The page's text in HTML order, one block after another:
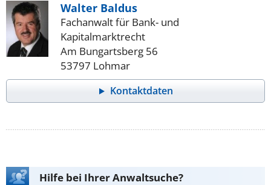
Walter Baldus
Fachanwalt für Bank- und
Kapitalmarktrecht
Am Bungartsberg 56
53797 Lohmar
Kontaktdaten
Hilfe bei Ihrer Anwaltsuche?